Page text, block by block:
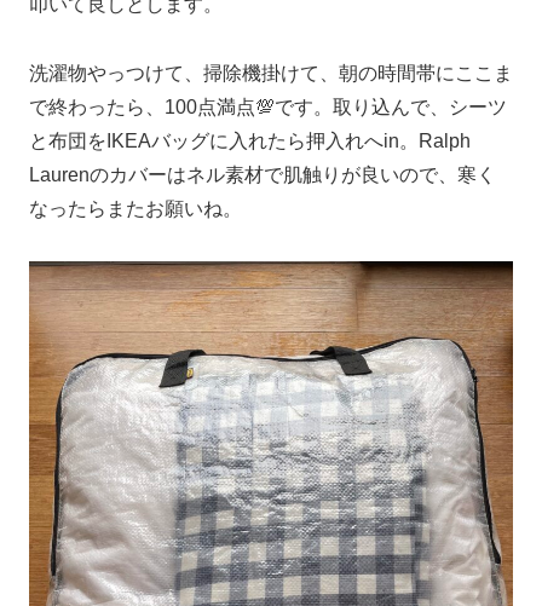
叩いて良しとします。
洗濯物やっつけて、掃除機掛けて、朝の時間帯にここま
で終わったら、100点満点💯です。取り込んで、シーツ
と布団をIKEAバッグに入れたら押入れへin。Ralph
Laurenのカバーはネル素材で肌触りが良いので、寒く
なったらまたお願いね。